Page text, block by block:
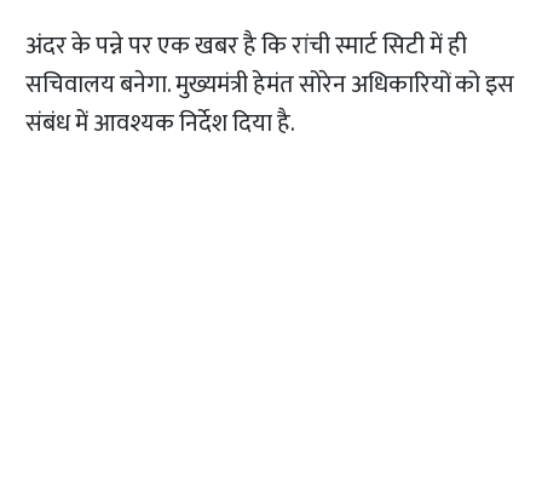
अंदर के पन्ने पर एक खबर है कि रांची स्मार्ट सिटी में ही
सचिवालय बनेगा. मुख्यमंत्री हेमंत सोरेन अधिकारियों को इस
संबंध में आवश्यक निर्देश दिया है.